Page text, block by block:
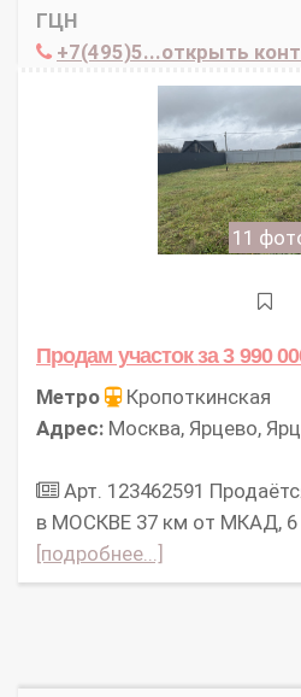
ГЦН
+7(495)5...открыть
11
Продам участокза 3 990
Метро
Кропоткинская
Адрес: Москва, Ярцево,
Арт. 123462591
в МОСКВЕ 37 км от МКАД, 6
[подробнее...]